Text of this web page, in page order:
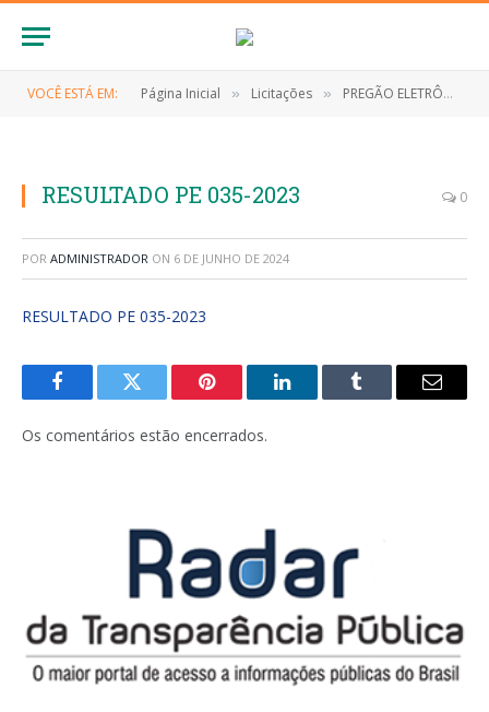
VOCÊ ESTÁ EM: Página Inicial » Licitações » PREGÃO ELETRÔNICO Nº 035/2023 (CONTRATAÇÃO DE PESSOA JURÍDICA PARA A PRESTAÇÃO DE SERVIÇOS DE ULTRASSONOGRAFIA, PARA ATENDER AS NECESSIDADES DA SECRETARIA DE SAÚDE DO MUNICÍPIO DE ANAPURUS/MA)
RESULTADO PE 035-2023 0
POR ADMINISTRADOR ON 6 DE JUNHO DE 2024
RESULTADO PE 035-2023
FacebookTwitter Pinterest LinkedInTumblr
E-
Os comentários estão encerrados.